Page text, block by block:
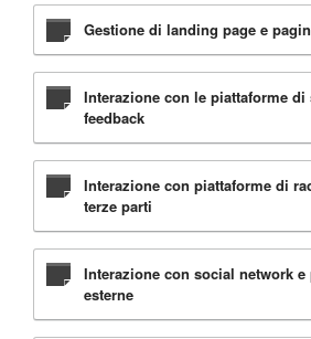
Gestione di landing page e
Interazione con le piattaforme
feedback
Interazione con piattaforme di
terze parti
Interazione con social network e
esterne